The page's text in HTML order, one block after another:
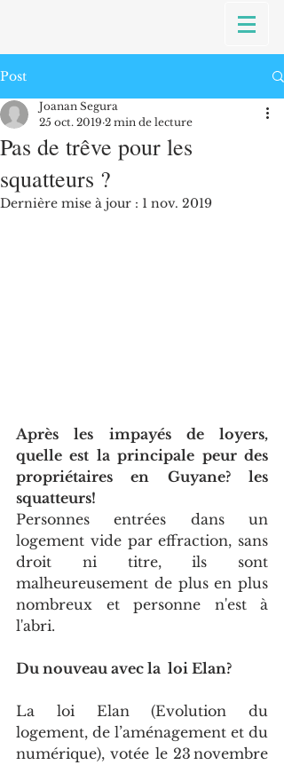
Post
Pas de trêve pour les
squatteurs ?
Joanan Segura
25 oct. 2019 2 min de lecture
Dernière mise à jour : 1 nov. 2019
Après les impayés de loyers,
quelle est la principale peur des
propriétaires en Guyane? les
squatteurs!
Personnes entrées dans un
logement vide par effraction, sans
droit ni titre, ils sont
malheureusement de plus en plus
nombreux et personne n'est à
l'abri.
Du nouveau avec la  loi Elan?
La loi Elan (Evolution du
logement, de l’aménagement et du
numérique), votée le 23 novembre